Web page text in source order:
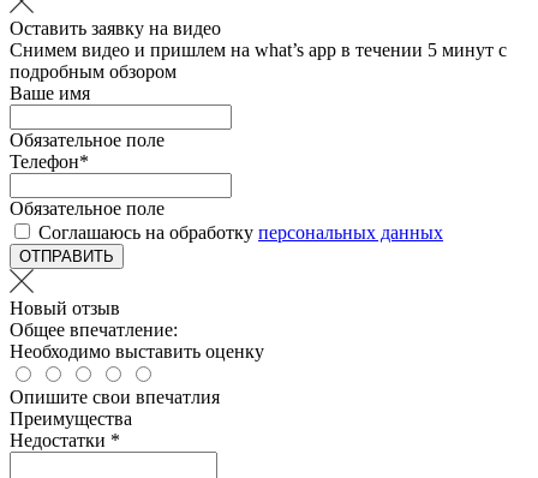
Оставить заявку на видео
Снимем видео и пришлем на what’s app в течении 5 минут с
подробным обзором
Ваше имя
Обязательное поле
Телефон*
Обязательное поле
Соглашаюсь на обработку персональных данных
ОТПРАВИТЬ
Новый отзыв
Общее впечатление:
Необходимо выставить оценку
Опишите свои впечатлия
Преимущества
Недостатки *